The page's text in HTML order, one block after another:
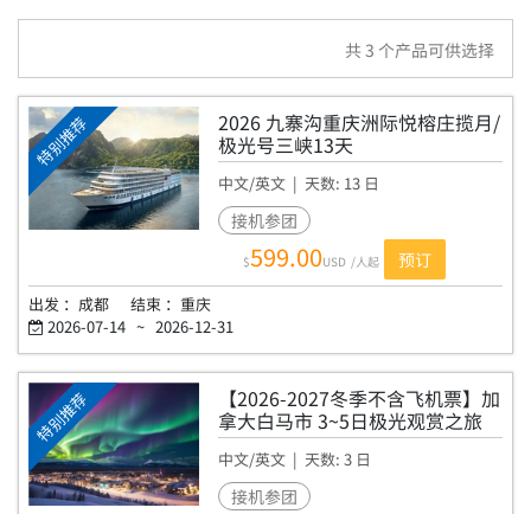
共3 个产品可供选择
特别推荐
FTJZHYZVH13
2026 九寨沟重庆洲际悦榕庄揽月/
极光号三峡13天
中文/英文 | 天数: 13 日
接机参团
$599.00USD /人起 预订
出发 ： 成都 结束 ： 重庆
2026-07-14 ~ 2026-12-31
特别推荐
H3/H4/H5
【2026-2027冬季不含飞机票】加
拿大白马市 3~5日极光观赏之旅
中文/英文 | 天数: 3 日
接机参团